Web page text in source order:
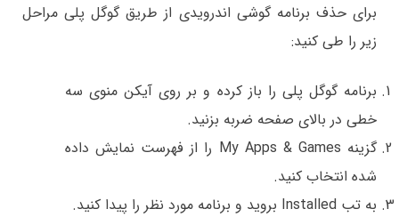
برای حذف برنامه گوشی اندرویدی از طریق گوگل پلی مراحل
زیر را طی کنید:
برنامه گوگل پلی را باز کرده و بر روی آیکن منوی سه
خطی در بالای صفحه ضربه بزنید.
گزینه My Apps & Games را از فهرست نمایش داده
شده انتخاب کنید.
به تب Installed بروید و برنامه مورد نظر را پیدا کنید.